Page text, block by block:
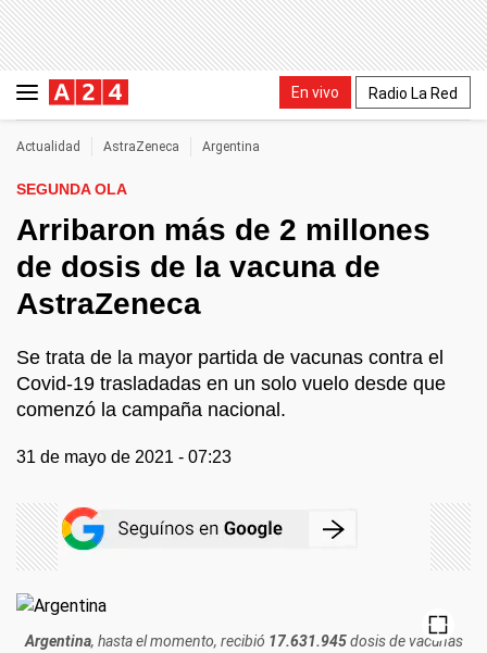
En vivo Radio La Red
Actualidad AstraZeneca Argentina
SEGUNDA OLA
Arribaron más de 2 millones
de dosis de la vacuna de
AstraZeneca
Se trata de la mayor partida de vacunas contra el
Covid-19 trasladadas en un solo vuelo desde que
comenzó la campaña nacional.
31 de mayo de 2021 - 07:23
Argentina, hasta el momento, recibió 17.631.945dosis de vacunas